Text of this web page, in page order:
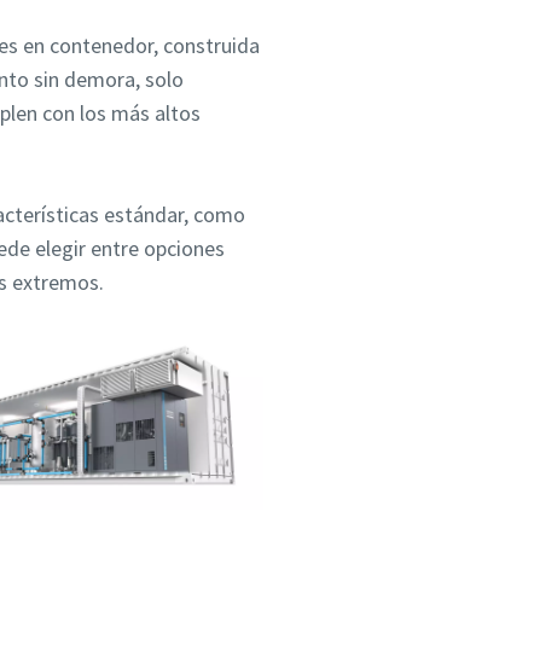
en contenedor, construida
sin demora, solo
con los más altos
estándar, como
elegir entre opciones
extremos.